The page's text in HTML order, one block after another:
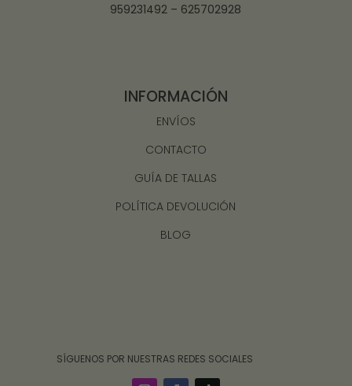
959231492 – 625702928
INFORMACIÓN
ENVÍOS
CONTACTO
GUÍA DE TALLAS
POLÍTICA DEVOLUCIÓN
BLOG
‎ ‎ ‎ ‎ ‎ ‎‎ ‎ SÍGUENOS POR NUESTRAS REDES SOCIALES